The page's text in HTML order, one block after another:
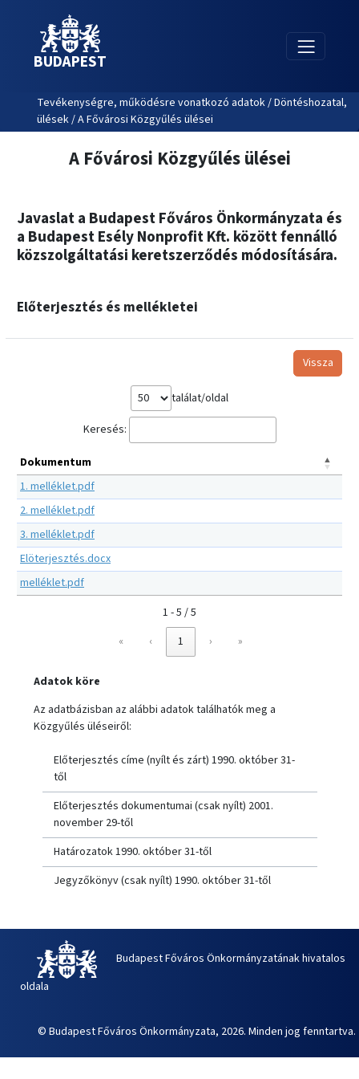
BUDAPEST
Tevékenységre, működésre vonatkozó adatok / Döntéshozatal,
ülések / A Fővárosi Közgyűlés ülései
A Fővárosi Közgyűlés ülései
Javaslat a Budapest Főváros Önkormányzata és
a Budapest Esély Nonprofit Kft. között fennálló
közszolgáltatási keretszerződés módosítására.
Előterjesztés és mellékletei
Vissza
találat/oldal
Keresés:
Dokumentum
1. melléklet.pdf
2. melléklet.pdf
3. melléklet.pdf
Elöterjesztés.docx
melléklet.pdf
1 - 5 / 5
«
‹ 1 › »
Adatok köre
Az adatbázisban az alábbi adatok találhatók meg a
Közgyűlés üléseiről:
Előterjesztés címe (nyílt és zárt) 1990. október 31-
től
Előterjesztés dokumentumai (csak nyílt) 2001.
november 29-től
Határozatok 1990. október 31-től
Jegyzőkönyv (csak nyílt) 1990. október 31-től
Budapest Főváros Önkormányzatának hivatalos
oldala
© Budapest Főváros Önkormányzata, 2026. Minden jog fenntartva.